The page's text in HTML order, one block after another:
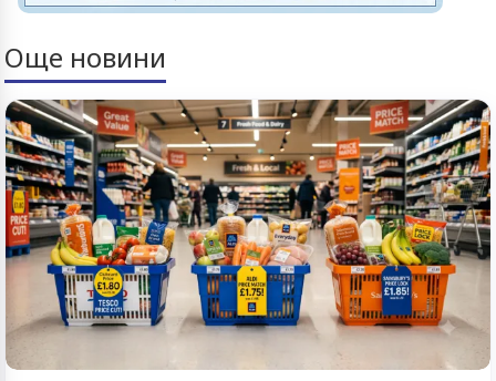
Още новини